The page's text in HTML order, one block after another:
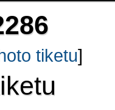
tiketu]